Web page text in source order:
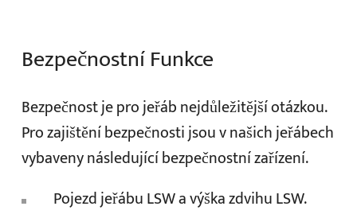
Bezpečnostní Funkce
Bezpečnost je pro jeřáb nejdůležitější otázkou.
Pro zajištění bezpečnosti jsou v našich jeřábech
vybaveny následující bezpečnostní zařízení.
Pojezd jeřábu LSW a výška zdvihu LSW.